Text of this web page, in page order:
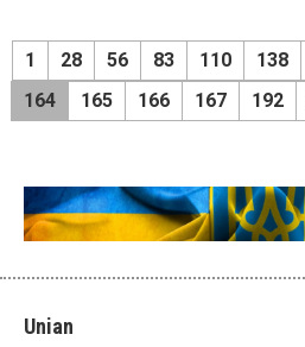
1 28 56 83 110 138
164
165 166 167 192
Unian